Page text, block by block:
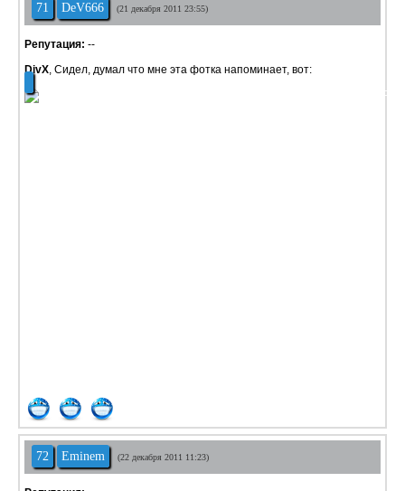
71 DeV666 (21 декабря 2011 23:55)
Репутация: --
DivX, Сидел, думал что мне эта фотка напоминает, вот:
72 Eminem (22 декабря 2011 11:23)